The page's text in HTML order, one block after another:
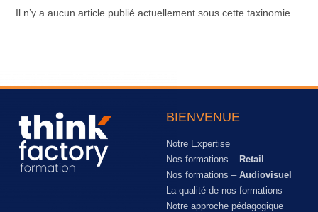
Il n’y a aucun article publié actuellement sous cette taxinomie.
BIENVENUE
Notre Expertise
Nos formations – Retail
Nos formations – Audiovisuel
La qualité de nos formations
Notre approche pédagogique